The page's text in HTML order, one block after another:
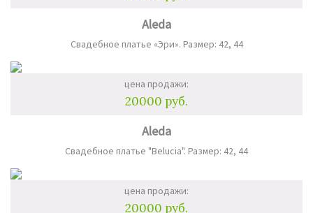
Aleda
Свадебное платье «Эри». Размер: 42, 44
цена продажи:
20000 руб.
Aleda
Свадебное платье "Belucia". Размер: 42, 44
цена продажи:
20000 руб.